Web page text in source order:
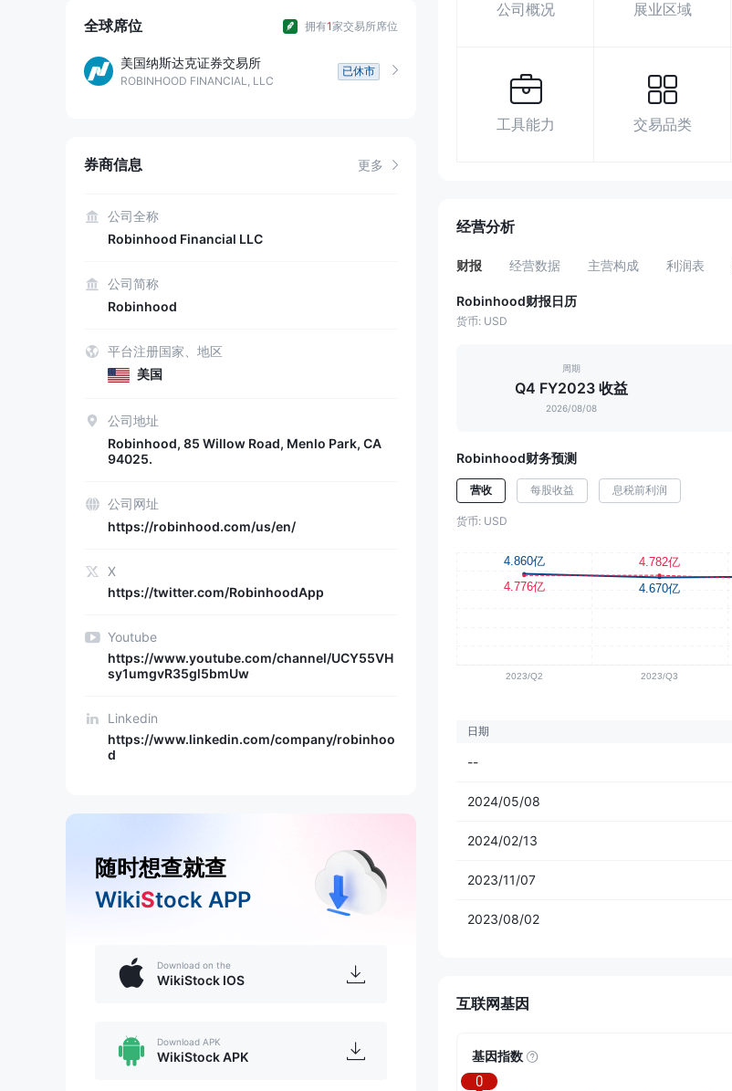
9
全球席位 拥有1家交易所席位
美国纳斯达克证券交易所
ROBINHOOD FINANCIAL, LLC
已休市
券商信息 更多
公司全称
Robinhood Financial LLC
公司简称
Robinhood
平台注册国家、地区
美国
公司地址
Robinhood, 85 Willow Road, Menlo Park, CA
94025.
公司网址
https://robinhood.com/us/en/
X
https://twitter.com/RobinhoodApp
Youtube
https://www.youtube.com/channel/UCY55VH
sy1umgvR35gl5bmUw
Linkedin
https://www.linkedin.com/company/robinhoo
d
随时想查就查
WikiStock APP
Download on the
WikiStock IOS
Download APK
WikiStock APK
公司概况 展业区域
工具能力 交易品类
经营分析
财报 经营数据 主营构成 利润表
Robinhood财报日历
货币: USD
周期
Q4 FY2023 收益
2026/08/08
Robinhood财务预测
营收 每股收益 息税前利润
货币: USD
日期
--
2024/05/08
2024/02/13
2023/11/07
2023/08/02
互联网基因
基因指数
0